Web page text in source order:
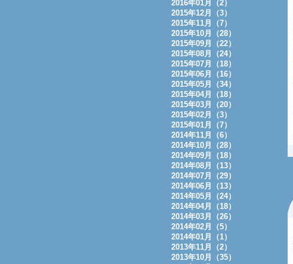
2016年01月（2）
2015年12月（3）
2015年11月（7）
2015年10月（28）
2015年09月（22）
2015年08月（24）
2015年07月（18）
2015年06月（16）
2015年05月（34）
2015年04月（18）
2015年03月（20）
2015年02月（3）
2015年01月（7）
2014年11月（6）
2014年10月（28）
2014年09月（18）
2014年08月（13）
2014年07月（29）
2014年06月（13）
2014年05月（24）
2014年04月（18）
2014年03月（26）
2014年02月（5）
2014年01月（1）
2013年11月（2）
2013年10月（35）